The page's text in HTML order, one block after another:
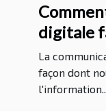
digitale
La
façon dont